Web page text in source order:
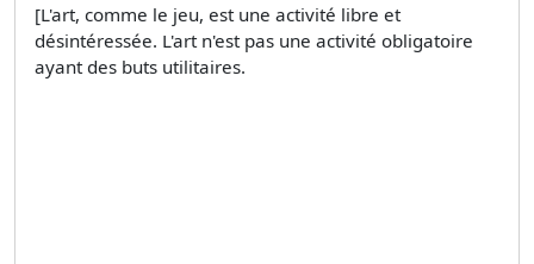
[L'art, comme le jeu, est une activité libre et
désintéressée. L'art n'est pas une activité obligatoire
ayant des buts utilitaires.